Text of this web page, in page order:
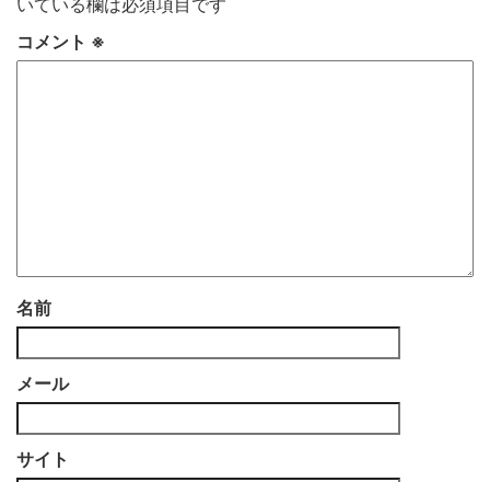
いている欄は必須項目です
コメント ※
名前
メール
サイト